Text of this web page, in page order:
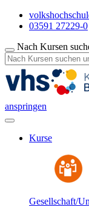
03591 27229-0
Nach Kursen
anspringen
Kurse
Gesellschaft/